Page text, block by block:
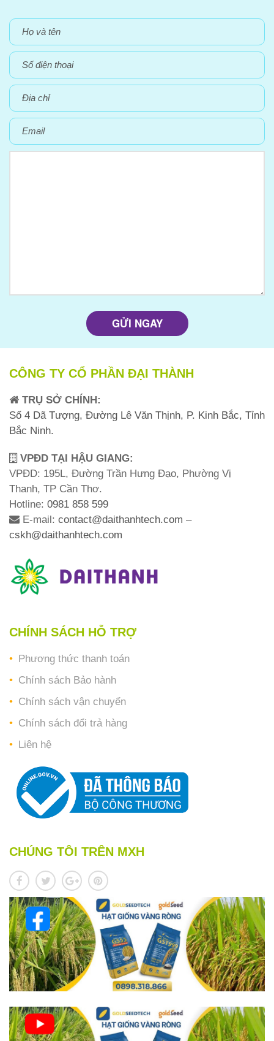
CÔNG TY CỔ PHẦN ĐẠI THÀNH
TRỤ SỞ CHÍNH:
Số 4 Dã Tượng, Đường Lê Văn Thịnh, P. Kinh Bắc, Tỉnh
Bắc Ninh.
VPĐD TẠI HẬU GIANG:
VPĐD: 195L, Đường Trần Hưng Đạo, Phường Vị
Thanh, TP Cần Thơ.
Hotline: 0981 858 599
E-mail: contact@daithanhtech.com –
cskh@daithanhtech.com
CHÍNH SÁCH HỖ TRỢ
Phương thức thanh toán
Chính sách Bảo hành
Chính sách vận chuyển
Chính sách đổi trả hàng
Liên hệ
CHÚNG TÔI TRÊN MXH